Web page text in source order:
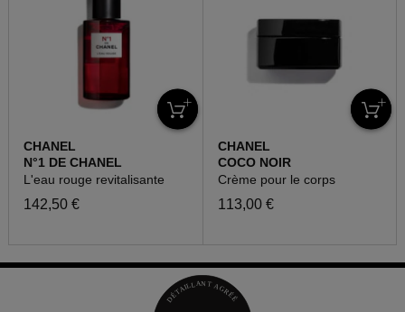
CHANEL
N°1 DE CHANEL
L'eau rouge revitalisante
142,50 €
CHANEL
COCO NOIR
Crème pour le corps
113,00 €